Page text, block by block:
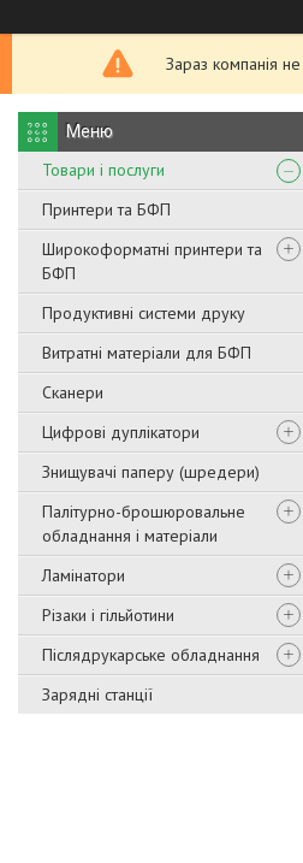
Зараз компанія
Товари і послуги
Принтери та БФП
Широкоформатні принтери та
БФП
Продуктивні системи друку
Витратні матеріали для БФП
Сканери
Цифрові дуплікатори
Знищувачі паперу (шредери)
Палітурно-брошюровальне
обладнання і матеріали
Ламінатори
Різаки і гільйотини
Післядрукарське обладнання
Зарядні станції